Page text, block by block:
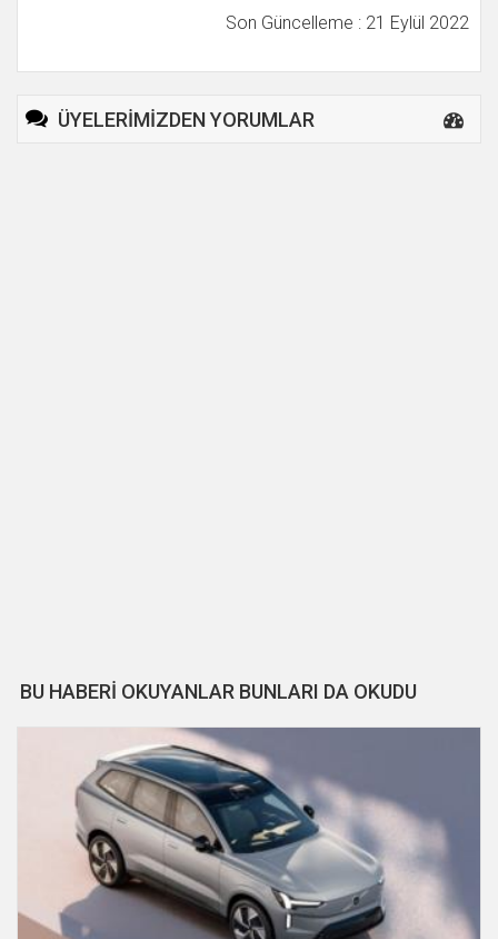
Son Güncelleme : 21 Eylül 2022
ÜYELERİMİZDEN YORUMLAR
BU HABERİ OKUYANLAR BUNLARI DA OKUDU